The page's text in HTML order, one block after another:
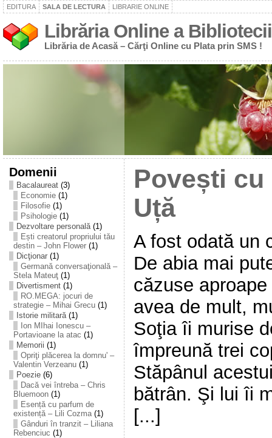
EDITURA SALA DE LECTURA LIBRARIE ONLINE
Librăria Online a
Librăria de Acasă – Cărţi Online cu Plata prin SMS !
Domenii
Bacalaureat(3)
Economie(1)
Filosofie(1)
Psihologie(1)
Dezvoltare personală(1)
Ești creatorul propriului tău
destin – John Flower(1)
Dicţionar(1)
Germană conversaţională –
Stela Mateuţ(1)
Divertisment(1)
RO.MEGA: jocuri de
strategie – Mihai Grecu(1)
Istorie militară(1)
Ion MIhai Ionescu –
Portavioane la atac (1)
Memorii (1)
Opriţi plăcerea la domnu' –
Valentin Verzeanu(1)
Poezie(6)
Dacă vei întreba – Chris
Bluemoon(1)
Esență cu parfum de
existență – Lili Cozma(1)
Gânduri în tranzit – Liliana
Rebenciuc (1)
Povești
Uță
A fost odată un
De abia mai
căzuse
avea de mult,
Soţia îi murise
împreună trei
Stăpânul
bătrân. Şi lui îi
[...]